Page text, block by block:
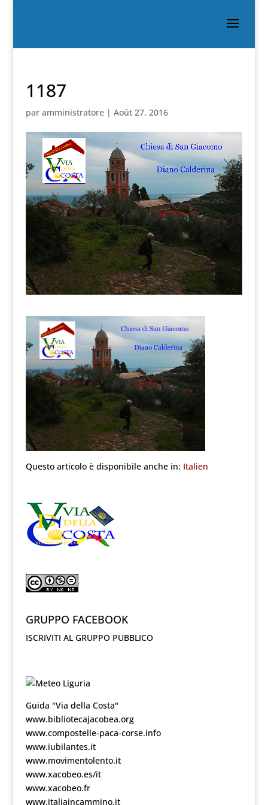
1187
par amministratore| Août 27, 2016
Questo articolo è disponibile anche in: Italien
GRUPPO FACEBOOK
ISCRIVITI AL GRUPPO PUBBLICO
Guida "Via della Costa"
www.bibliotecajacobea.org
www.compostelle-paca-corse.info
www.iubilantes.it
www.movimentolento.it
www.xacobeo.es/it
www.xacobeo.fr
www.italiaincammino.it